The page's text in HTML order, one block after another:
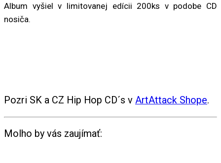
Album vyšiel v limitovanej edícii 200ks v podobe CD
nosiča.
Pozri SK a CZ Hip Hop CD´s v ArtAttack Shope.
Molho by vás zaujímať: